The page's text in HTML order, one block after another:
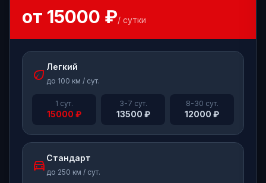
от 15000 ₽/ сутки
eco Легкий
до 100 км / сут.
1 сут.
15000 ₽
3-7 сут.
13500 ₽
8-30 сут.
12000 ₽
directions_car Стандарт
до 250 км / сут.